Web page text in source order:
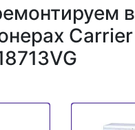
в
Carrier